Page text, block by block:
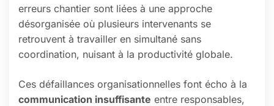
erreurs chantier sont liées à une approche
désorganisée où plusieurs intervenants se
retrouvent à travailler en simultané sans
coordination, nuisant à la productivité globale.
Ces défaillances organisationnelles font écho à la
communication insuffisante entre responsables,